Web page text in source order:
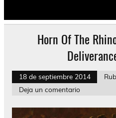
Horn Of The
18 de septiembre 2014
Deja un comentario